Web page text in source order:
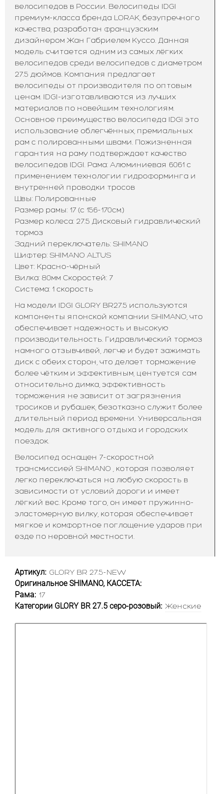
велосипедов в России. Велосипеды IDGI
премиум-класса бренда LORAK, безупречного
качества, разработан французским
дизайнером Жан Габриелем Куссо. Данная
модель считается одним из самых лёгких
велосипедов среди велосипедов с диаметром
27.5 дюймов. Компания предлагает
велосипеды от производителя по оптовым
ценам. IDGI-изготавливаются из лучших
материалов по новейшим технологиям.
Основное преимущество велосипеда IDGI это
использование облегчённых, премиальных
рам с полированными швами. Пожизненная
гарантия на раму подтверждает качество
велосипедов IDGI. Рама: Алюминиевая 6061 с
применением технологии гидроформинга и
внутренней проводки тросов
Швы: Полированные
Размер рамы: 17 (с 156-170см.)
Размер колеса: 27.5 Дисковый гидравлический
тормоз
Задний переключатель: SHIMANO
Шифтер: SHIMANO ALTUS
Цвет: Красно-чёрный
Вилка: 80мм Скоростей: 7
Система: 1 скорость
На модели IDGI GLORY BR27.5 используются
компоненты японской компании SHIMANO, что
обеспечивает надежность и высокую
производительность. Гидравлический тормоз
намного отзывчивей, легче и будет зажимать
диск с обеих сторон, что делает торможение
более чётким и эффективным, центуется сам
относительно димка, эффективность
торможения не зависит от загрязнения
тросиков и рубашек, безотказно служит более
длительный период времени. Универсальная
модель для активного отдыха и городских
поездок.
Велосипед оснащен 7-скоростной
трансмиссией SHIMANO , которая позволяет
легко переключаться на любую скорость в
зависимости от условий дороги и имеет
лёгкий вес. Кроме того, он имеет пружинно-
эластомерную вилку, которая обеспечивает
мягкое и комфортное поглощение ударов при
езде по неровной местности.
Артикул: GLORY BR 27.5-NEW
Оригинальное SHIMANO, КАССЕТА:
Рама: 17
Категории GLORY BR 27.5 серо-розовый: Женские